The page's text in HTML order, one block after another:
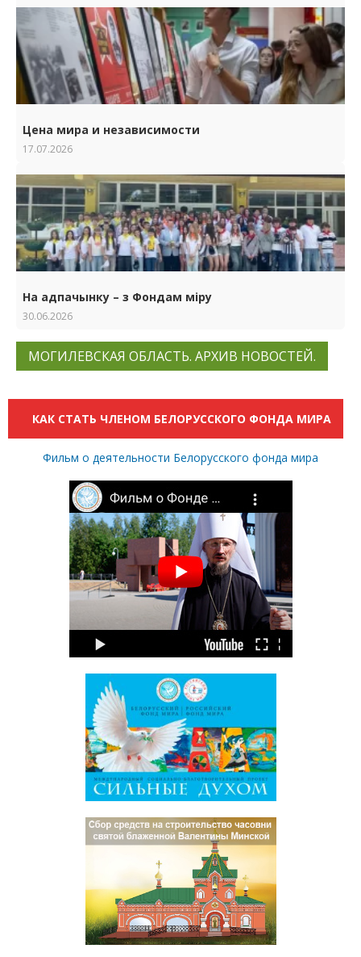
Цена мира и независимости
17.07.2026
На адпачынку – з Фондам міру
30.06.2026
МОГИЛЕВСКАЯ ОБЛАСТЬ. АРХИВ НОВОСТЕЙ.
КАК СТАТЬ ЧЛЕНОМ БЕЛОРУССКОГО ФОНДА МИРА
Фильм о деятельности Белорусского фонда мира